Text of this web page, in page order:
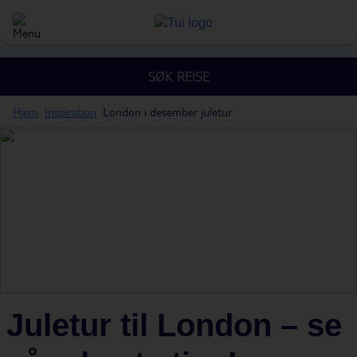
SØK REISE
Hjem Inspiration London i desember juletur
Juletur til London – se